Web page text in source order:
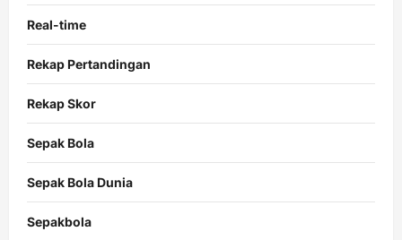
Real-time
Rekap Pertandingan
Rekap Skor
Sepak Bola
Sepak Bola Dunia
Sepakbola